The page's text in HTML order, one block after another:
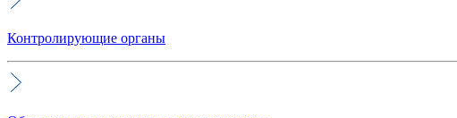
Контролирующие органы